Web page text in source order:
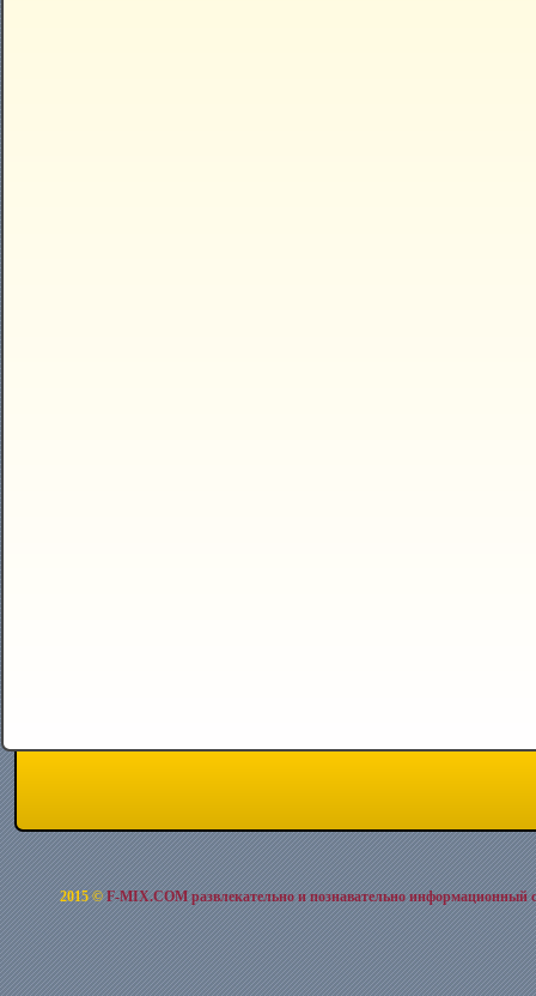
2015 ©F-MIX.COM развлекательно и познавательно информационный